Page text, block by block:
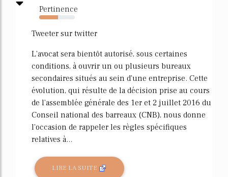
Pertinence
53%
Tweeter sur twitter
L'avocat sera bientôt autorisé, sous certaines
conditions, à ouvrir un ou plusieurs bureaux
secondaires situés au sein d'une entreprise. Cette
évolution, qui résulte de la décision prise au cours
de l'assemblée générale des 1er et 2 juillet 2016 du
Conseil national des barreaux (CNB), nous donne
l'occasion de rappeler les règles spécifiques
relatives à...
LIRE LA SUITE